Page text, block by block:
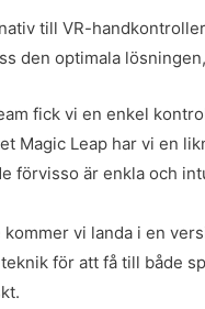
till VR-
den optimala
fick vi en enkel
Leap har vi en
förvisso är enkla och
vi landa i en
för att få till både